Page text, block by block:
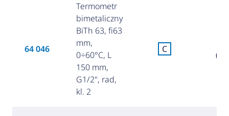
64 046
Termometr
bimetaliczny
BiTh 63, fi63
mm,
0÷60°C, L
150 mm,
G1/2", rad,
kl. 2
C